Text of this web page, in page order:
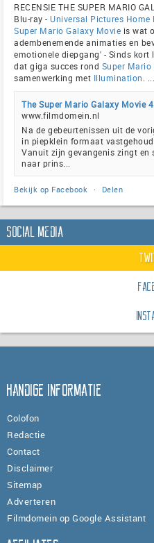
RECENSIE THE SUPER MARIO
Blu-ray - Universal Pictures
Super Mario Galaxy Movie is wat
adembenemende animaties en
emotionele diepgang' - Sinds
dat giga succes rond Super Mario
samenwerking met Illumination
The Super Mario Galaxy Movie
www.filmdomein.nl
Na de gebeurtenissen uit de
in piepklein formaat
Vanuit zijn gevangenis zingt en
naar prins...
Bekijk op Facebook · Delen
Social Media
Handige informatie
Colofon
Redactie
Contact
Disclaimer
Sitemap
Adverteren
Filmdomein op Google Assistant